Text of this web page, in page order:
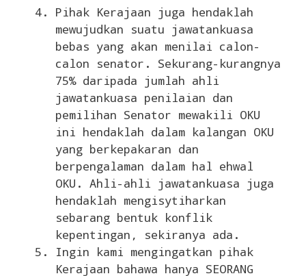
Pihak Kerajaan juga hendaklah
mewujudkan suatu jawatankuasa
bebas yang akan menilai calon-
calon senator. Sekurang-kurangnya
75% daripada jumlah ahli
jawatankuasa penilaian dan
pemilihan Senator mewakili OKU
ini hendaklah dalam kalangan OKU
yang berkepakaran dan
berpengalaman dalam hal ehwal
OKU. Ahli-ahli jawatankuasa juga
hendaklah mengisytiharkan
sebarang bentuk konflik
kepentingan, sekiranya ada.
Ingin kami mengingatkan pihak
Kerajaan bahawa hanya SEORANG